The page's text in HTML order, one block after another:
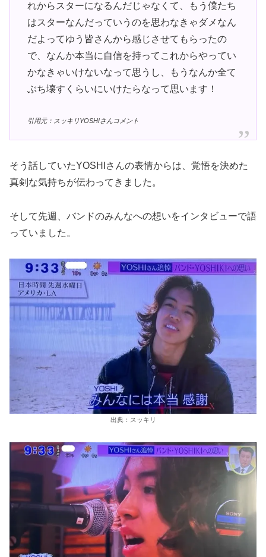
れからスターになるんだじゃなくて、もう僕たち
はスターなんだっていうのを思わなきゃダメなん
だよってゆう皆さんから感じさせてもらったの
で、なんか本当に自信を持ってこれからやってい
かなきゃいけないなって思うし、もうなんか全て
ぶち壊すくらいにいけたらなって思います！
引用元：スッキリYOSHIさんコメント
そう話していたYOSHIさんの表情からは、覚悟を決めた
真剣な気持ちが伝わってきました。
そして先週、バンドのみんなへの想いをインタビューで語
っていました。
出典：スッキリ